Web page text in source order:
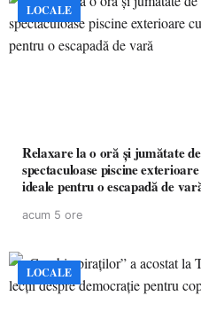
LOCALE
Relaxare la o oră și jumătate
spectaculoase piscine
ideale pentru o escapadă de
acum 5 ore
LOCALE